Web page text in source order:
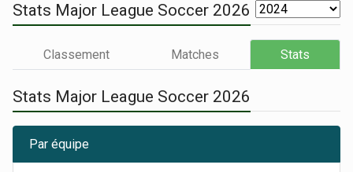
Stats Major League Soccer 2026
Classement Matches Stats
Stats Major League Soccer 2026
Par équipe